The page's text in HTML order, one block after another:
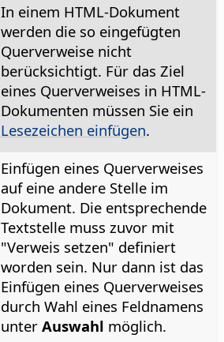
In einem HTML-Dokument
werden die so eingefügten
Querverweise nicht
berücksichtigt. Für das Ziel
eines Querverweises in HTML-
Dokumenten müssen Sie ein
Lesezeichen einfügen.
Einfügen eines Querverweises
auf eine andere Stelle im
Dokument. Die entsprechende
Textstelle muss zuvor mit
"Verweis setzen" definiert
worden sein. Nur dann ist das
Einfügen eines Querverweises
durch Wahl eines Feldnamens
unter Auswahl möglich.